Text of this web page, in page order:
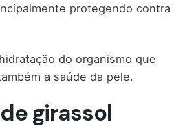
protegendo contra
do organismo que
a saúde da pele.
girassol